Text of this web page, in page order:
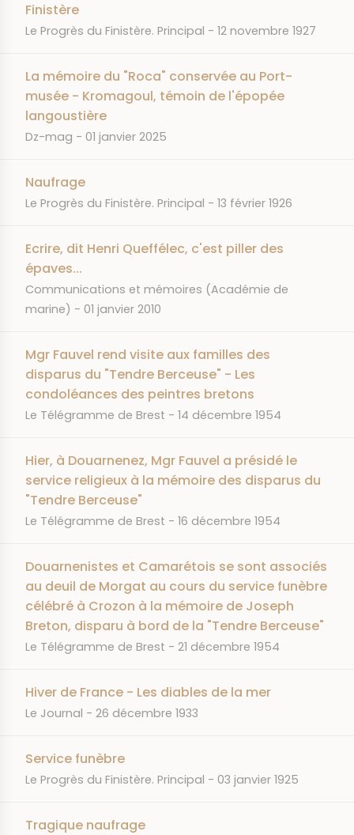
Finistère
JOURNAL
Le Progrès du Finistère. Principal DATE
12 novembre 1927
La mémoire du "Roca" conservée au Port-
musée - Kromagoul, témoin de l'épopée
langoustière
JOURNAL
Dz-mag DATE
01 janvier 2025
Naufrage
JOURNAL
Le Progrès du Finistère. Principal DATE
13 février 1926
Ecrire, dit Henri Queffélec, c'est piller des
épaves...
JOURNAL
Communications et mémoires (Académie de
marine)
DATE
01 janvier 2010
Mgr Fauvel rend visite aux familles des
disparus du "Tendre Berceuse" - Les
condoléances des peintres bretons
JOURNAL
Le Télégramme de Brest DATE
14 décembre 1954
Hier, à Douarnenez, Mgr Fauvel a présidé le
service religieux à la mémoire des disparus du
"Tendre Berceuse"
JOURNAL
Le Télégramme de Brest DATE
16 décembre 1954
Douarnenistes et Camarétois se sont associés
au deuil de Morgat au cours du service funèbre
célébré à Crozon à la mémoire de Joseph
Breton, disparu à bord de la "Tendre Berceuse"
JOURNAL
Le Télégramme de Brest DATE
21 décembre 1954
Hiver de France - Les diables de la mer
JOURNAL
Le Journal DATE
26 décembre 1933
Service funèbre
JOURNAL
Le Progrès du Finistère. Principal DATE
03 janvier 1925
Tragique naufrage